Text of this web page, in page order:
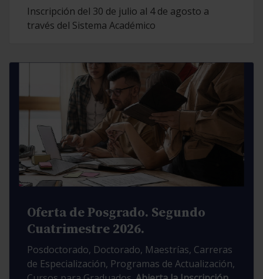
Inscripción del 30 de julio al 4 de agosto a
través del Sistema Académico
Oferta de Posgrado. Segundo
Cuatrimestre 2026.
Posdoctorado, Doctorado, Maestrías, Carreras
de Especialización, Programas de Actualización,